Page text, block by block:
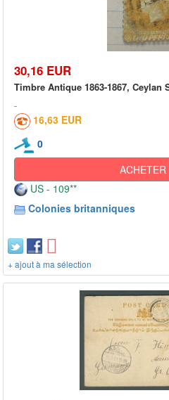
30,16 EUR
Timbre Antique 1863-1867, Ceylan
16,63 EUR
0
ACHETER
US - 109**
Colonies britanniques
+ ajout à ma sélection